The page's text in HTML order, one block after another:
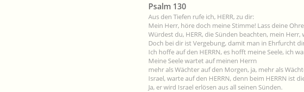
Psalm 130
Aus den Tiefen rufe ich, HERR, zu dir:
Mein Herr, höre doch meine Stimme! Lass deine
Würdest du, HERR, die Sünden beachten, mein
Doch bei dir ist Vergebung, damit man in Ehrfurcht
Ich hoffe auf den HERRN, es hofft meine Seele, ich
Meine Seele wartet auf meinen Herrn
mehr als Wächter auf den Morgen, ja, mehr als
Israel, warte auf den HERRN, denn beim HERRN ist
Ja, er wird Israel erlösen aus all seinen Sünden.